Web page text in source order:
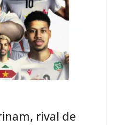
rival de